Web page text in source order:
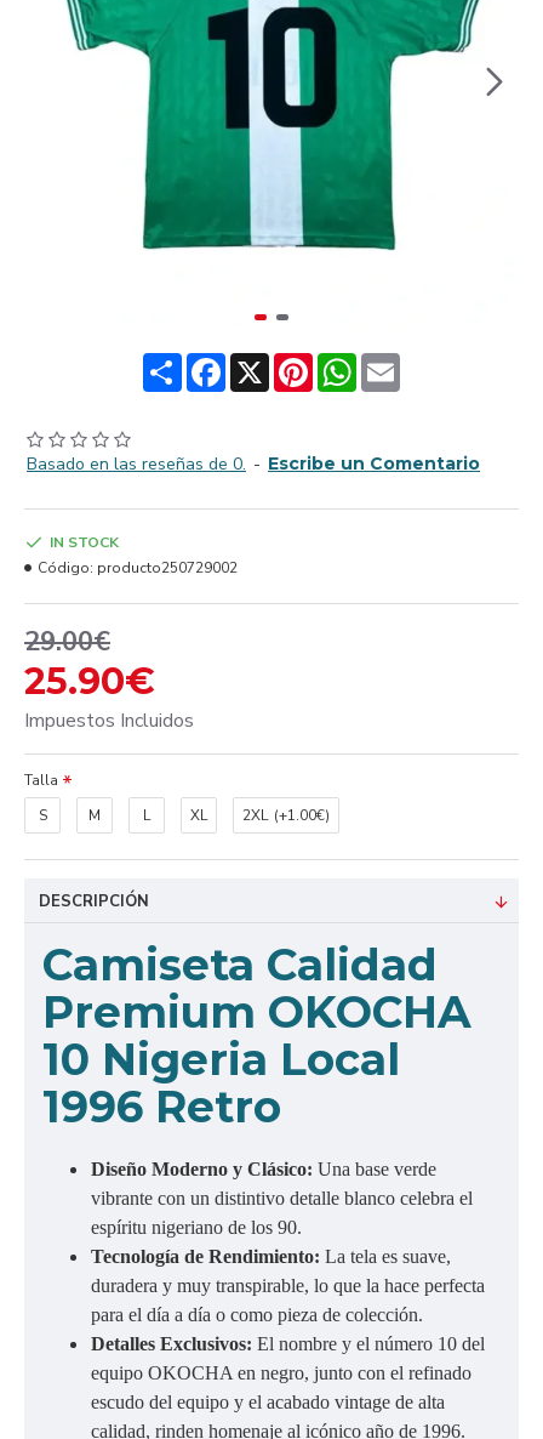
ShareFacebook
X PinterestWhatsApp
Email
Basado en las reseñas de 0. - Escribe un Comentario
25.90€
29.00€
Impuestos Incluidos
IN STOCK
Código: producto250729002
Talla
S
M L XL 2XL (+1.00€)
DESCRIPCIÓN
Camiseta Calidad
Premium OKOCHA
10 Nigeria Local
1996 Retro
Diseño Moderno y Clásico: Una base verde
vibrante con un distintivo detalle blanco celebra el
espíritu nigeriano de los 90.
Tecnología de Rendimiento: La tela es suave,
duradera y muy transpirable, lo que la hace perfecta
para el día a día o como pieza de colección.
Detalles Exclusivos: El nombre y el número 10 del
equipo OKOCHA en negro, junto con el refinado
escudo del equipo y el acabado vintage de alta
calidad, rinden homenaje al icónico año de 1996.